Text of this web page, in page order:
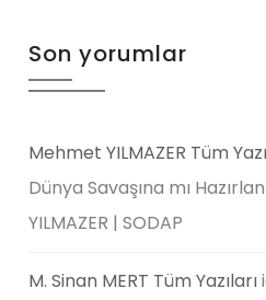
Son yorumlar
Mehmet YILMAZER Tüm
Dünya Savaşına mı
YILMAZER | SODAP
M. Sinan MERT Tüm Yazıları